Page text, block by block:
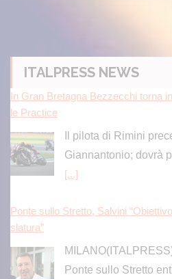
ITALPRESS NEWS
In Gran Bretagna Bezzecchi torna
le Practice
Il pilota di Rimini
Giannantonio; dovrà
[...]
Ponte sullo Stretto, Salvini
slatura”
Ponte sullo Stretto